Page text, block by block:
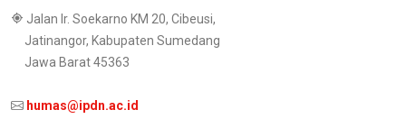
Jalan Ir. Soekarno KM 20, Cibeusi,
Jatinangor, Kabupaten Sumedang
Jawa Barat 45363
humas@ipdn.ac.id